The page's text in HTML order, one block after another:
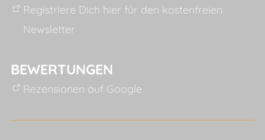
Registriere Dich hier für den kostenfreien
Newsletter
BEWERTUNGEN
Rezensionen auf Google